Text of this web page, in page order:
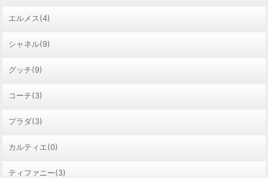
エルメス(4)
シャネル(9)
グッチ(9)
コーチ(3)
プラダ(3)
カルティエ(0)
ティファニー(3)